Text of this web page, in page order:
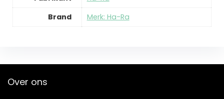
Brand
Merk: Ha-Ra
Over ons